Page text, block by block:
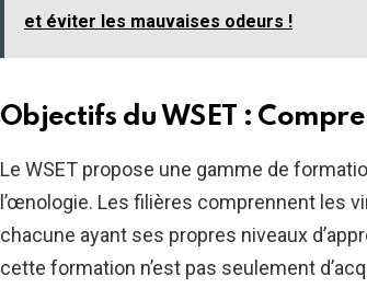
et éviter les mauvaises odeurs !
Objectifs du WSET :
Le WSET propose une gamme de
l’œnologie. Les filières comprennent les
chacune ayant ses propres niveaux
cette formation n’est pas seulement